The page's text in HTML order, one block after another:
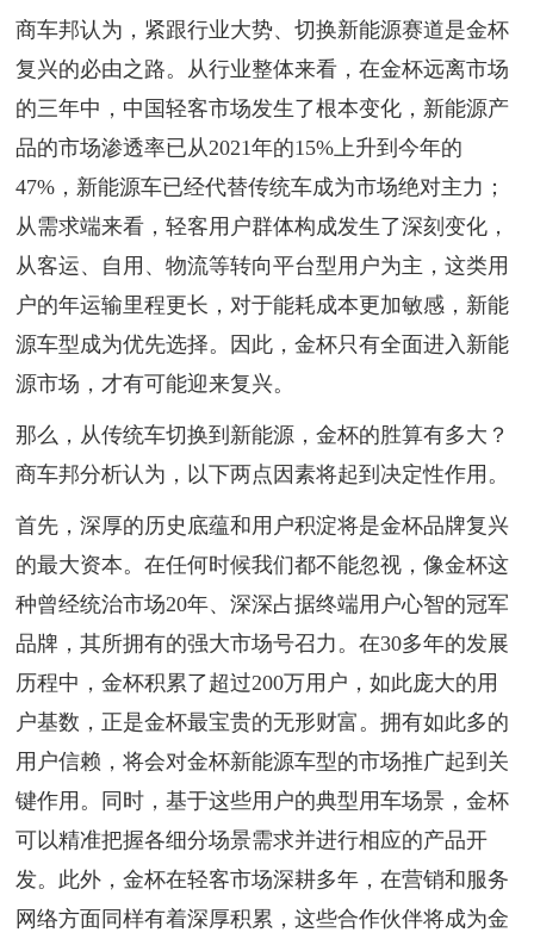
商车邦认为，紧跟行业大势、切换新能源赛道是金杯
复兴的必由之路。从行业整体来看，在金杯远离市场
的三年中，中国轻客市场发生了根本变化，新能源产
品的市场渗透率已从2021年的15%上升到今年的
47%，新能源车已经代替传统车成为市场绝对主力；
从需求端来看，轻客用户群体构成发生了深刻变化，
从客运、自用、物流等转向平台型用户为主，这类用
户的年运输里程更长，对于能耗成本更加敏感，新能
源车型成为优先选择。因此，金杯只有全面进入新能
源市场，才有可能迎来复兴。
那么，从传统车切换到新能源，金杯的胜算有多大？
商车邦分析认为，以下两点因素将起到决定性作用。
首先，深厚的历史底蕴和用户积淀将是金杯品牌复兴
的最大资本。在任何时候我们都不能忽视，像金杯这
种曾经统治市场20年、深深占据终端用户心智的冠军
品牌，其所拥有的强大市场号召力。在30多年的发展
历程中，金杯积累了超过200万用户，如此庞大的用
户基数，正是金杯最宝贵的无形财富。拥有如此多的
用户信赖，将会对金杯新能源车型的市场推广起到关
键作用。同时，基于这些用户的典型用车场景，金杯
可以精准把握各细分场景需求并进行相应的产品开
发。此外，金杯在轻客市场深耕多年，在营销和服务
网络方面同样有着深厚积累，这些合作伙伴将成为金